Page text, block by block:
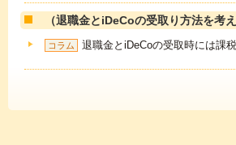
（退職金とiDeCoの受取り方法を考え
コラム 退職金とiDeCoの受取時には課